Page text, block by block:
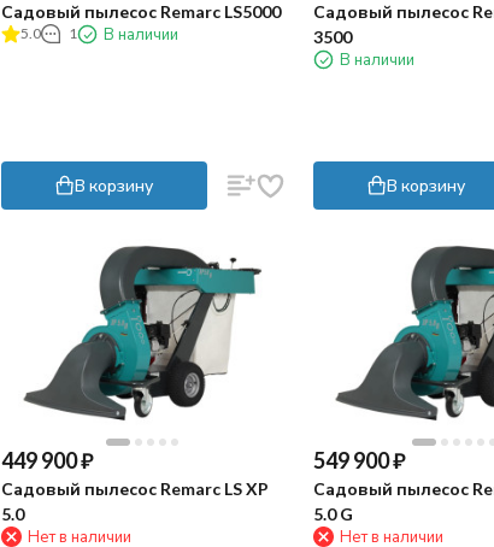
Садовый пылесос Remarc LS5000
5.0 1 В наличии
В корзину
Садовый пылесос
3500
В наличии
В корзину
449 900₽
Садовый пылесос Remarc LS XP
5.0
Нет в наличии
549 900₽
Садовый пылесос
5.0 G
Нет в наличии